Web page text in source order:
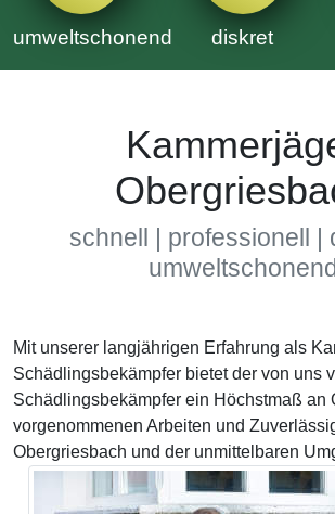
umweltschonend diskret
schnell | professionell |
Mit unserer langjährigen Erfahrung als
Schädlingsbekämpfer bietet der von uns
Schädlingsbekämpfer ein Höchstmaß an
vorgenommenen Arbeiten und
Obergriesbach und der unmittelbaren